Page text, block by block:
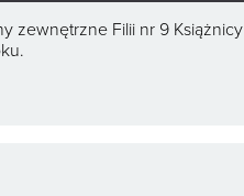
zewnętrzne Filii nr 9 Książnicy